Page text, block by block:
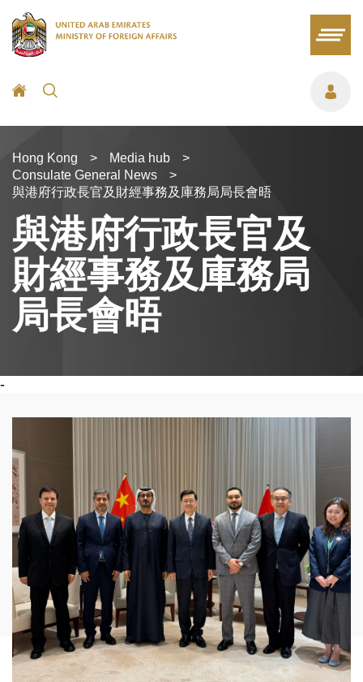
Hong Kong > Media hub
>
Consulate General News
>
與港府行政長官及財經事務及庫務局局長會晤
與港府行政長官及
財經事務及庫務局
局長會晤
-